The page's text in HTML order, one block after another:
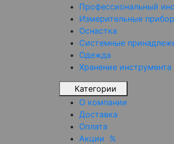
Профессиональный
Измерительные
Оснастка
Системные
Одежда
Хранение инструмента
Категории
О компании
Доставка
Оплата
Акции %